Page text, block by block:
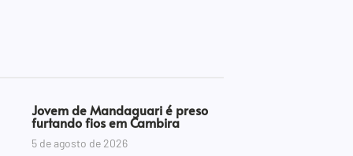
Jovem de Mandaguari é preso
furtando fios em Cambira
5 de agosto de 2026